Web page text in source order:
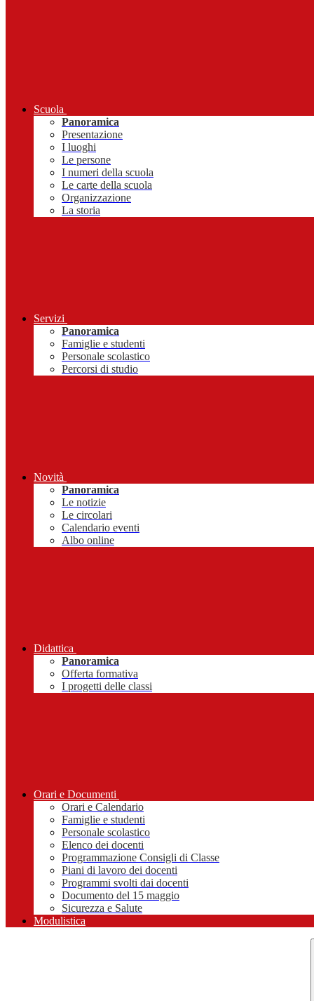
Scuola
Panoramica
Presentazione
I luoghi
Le persone
I numeri della scuola
Le carte della scuola
Organizzazione
La storia
Servizi
Panoramica
Famiglie e studenti
Personale scolastico
Percorsi di studio
Novità
Panoramica
Le notizie
Le circolari
Calendario eventi
Albo online
Didattica
Panoramica
Offerta formativa
I progetti delle classi
Orari e Documenti
Orari e Calendario
Famiglie e studenti
Personale scolastico
Elenco dei docenti
Programmazione Consigli di Classe
Piani di lavoro dei docenti
Programmi svolti dai docenti
Documento del 15 maggio
Sicurezza e Salute
Modulistica